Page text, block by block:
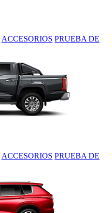
ACCESORIOS PRUEBA DE
ACCESORIOS PRUEBA DE